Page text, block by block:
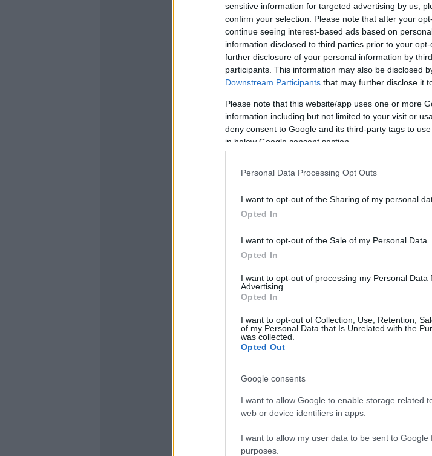
sensitive information for targeted advertising by us,
confirm your selection. Please note that after your
continue seeing interest-based ads based on
information disclosed to third parties prior to your
further disclosure of your personal information by
participants. This information may also be disclosed
Downstream Participants that may further disclose it
Please note that this website/app uses one or more
information including but not limited to your visit or
deny consent to Google and its third-party tags to
in below Google consent section.
Personal Data Processing Opt Outs
I want to opt-out of the Sharing of my personal
Opted In
I want to opt-out of the Sale of my Personal Data.
Opted In
I want to opt-out of processing my Personal Data
Advertising.
Opted In
I want to opt-out of Collection, Use, Retention,
of my Personal Data that Is Unrelated with the
was collected.
Opted Out
Google consents
I want to allow Google to enable storage related
web or device identifiers in apps.
I want to allow my user data to be sent to Google
purposes.